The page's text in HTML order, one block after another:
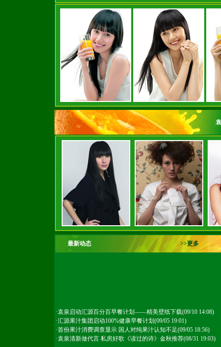
最新动态 >>更多
·袁泉启动汇源百分百早餐计划——精美壁纸下载(09/10 14:08)
·汇源果汁集团启动100%健康早餐计划 (09/05 19:01)
·首份果汁消费调查显示 国人对纯果汁认知不足(09/05 18:56)
·袁泉清新做代言 私房好歌《读过的诗》金秋推荐(08/31 19:03)